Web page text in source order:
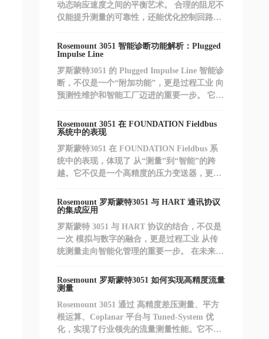
动态响应速度之间的平衡艺术。 合理的阻尼不
仅能提升测量的可靠性，还能优化控制回路性
维的背景下，工程师应结合工艺特性、控制目
标与诊断功能，动态优化阻尼参数，让 3051
发挥出最佳性能。
Rosemount 3051 智能诊断功能解析：Plugged
Impulse Line
罗斯蒙特3051 的 Plugged Impulse Line 智能诊
断，不仅是一个“附加功能”，更是过程工业 向
预测性维护和智能工厂迈进的重要一步。 它让
全、可靠、经济的测量管理。
Rosemount 3051 在 FOUNDATION Fieldbus
系统中的表现
罗斯蒙特3051 在 FOUNDATION Fieldbus 系
统中的表现，体现了 从“测量”到“智能”的跨
越。它不仅是一个高精度的压力变送器，更是
在数字化工厂与工业 4.0 的背景下，这种能力
意味着更高的可靠性、更低的运维成本，以及
更强的系统集成度。
Rosemount 罗斯蒙特3051 与 HART 通讯协议
的集成应用
罗斯蒙特 3051 与 HART 协议的结合，不仅是
一次 模拟与数字的融合，更是过程工业 从传
统测量走向智能化管理的重要一步。 在未来的
式，将继续发挥关键作用。
Rosemount 罗斯蒙特3051 如何实现高精度流量
测量
Rosemount 3051 通过 高精度差压测量、平方
根运算、Coplanar 平台与 Tuned-System 优
化，实现了行业领先的流量测量性能。它不仅